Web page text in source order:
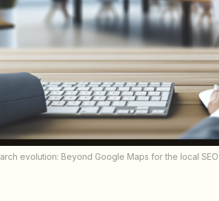
evolution: Beyond Google Maps for the local